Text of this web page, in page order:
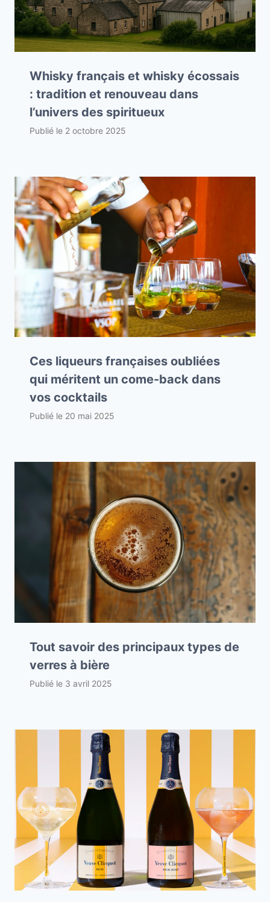
Whisky français et whisky écossais
: tradition et renouveau dans
l’univers des spiritueux
Publié le 2 octobre 2025
Ces liqueurs françaises oubliées
qui méritent un come-back dans
vos cocktails
Publié le 20 mai 2025
Tout savoir des principaux types de
verres à bière
Publié le 3 avril 2025